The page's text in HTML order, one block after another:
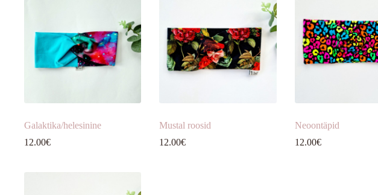
Galaktika/helesinine
12.00€
Mustal roosid
12.00€
Neoontäpid
12.00€